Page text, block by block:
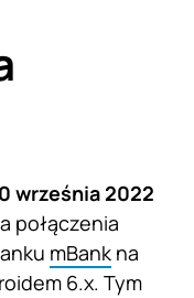
września 2022
połączenia
mBank na
6.x. Tym